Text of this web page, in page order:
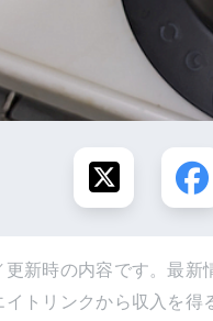
新時の内容です。最新
トリンクから収入を得